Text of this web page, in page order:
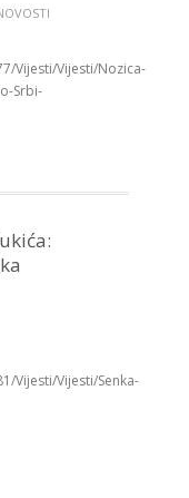
Vijesti/Vijesti/Nozica-
Srbi-
Vijesti/Vijesti/Senka-